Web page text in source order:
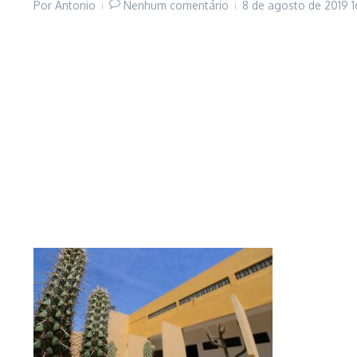
Por Antonio Nenhum comentário 8 de agosto de 2019